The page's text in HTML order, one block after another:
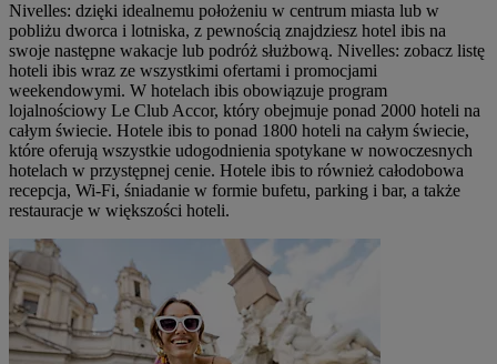
Nivelles: dzięki idealnemu położeniu w centrum miasta lub w
pobliżu dworca i lotniska, z pewnością znajdziesz hotel ibis na
swoje następne wakacje lub podróż służbową. Nivelles: zobacz listę
hoteli ibis wraz ze wszystkimi ofertami i promocjami
weekendowymi. W hotelach ibis obowiązuje program
lojalnościowy Le Club Accor, który obejmuje ponad 2000 hoteli na
całym świecie. Hotele ibis to ponad 1800 hoteli na całym świecie,
które oferują wszystkie udogodnienia spotykane w nowoczesnych
hotelach w przystępnej cenie. Hotele ibis to również całodobowa
recepcja, Wi-Fi, śniadanie w formie bufetu, parking i bar, a także
restauracje w większości hoteli.